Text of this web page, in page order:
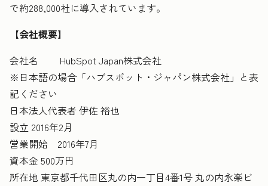
で約288,000社に導入されています。
【会社概要】
会社名 HubSpot Japan株式会社
※日本語の場合「ハブスポット・ジャパン株式会社」と表
記ください
日本法人代表者 伊佐 裕也
設立 2016年2月
営業開始 2016年7月
資本金 500万円
所在地 東京都千代田区丸の内一丁目4番1号 丸の内永楽ビ